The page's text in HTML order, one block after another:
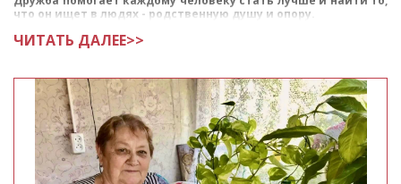
что он ищет в людях - родственную душу и опору.
Дорогие наши Благотворители
ЧИТАТЬ ДАЛЕЕ>>